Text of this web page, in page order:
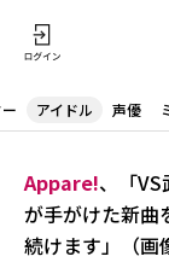
アイドル 声優
Appare!、「
が手がけた新曲
続けます」（画